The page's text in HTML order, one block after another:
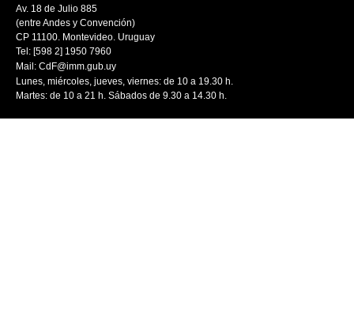
Av. 18 de Julio 885
(entre Andes y Convención)
CP 11100. Montevideo. Uruguay
Tel: [598 2] 1950 7960
Mail: CdF@imm.gub.uy
Lunes, miércoles, jueves, viernes: de 10 a 19.30 h.
Martes: de 10 a 21 h. Sábados de 9.30 a 14.30 h.